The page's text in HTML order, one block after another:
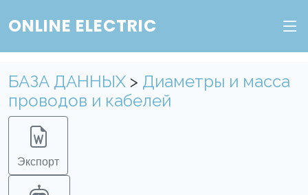
ONLINE ELECTRIC
БАЗА ДАННЫХ > Диаметры и масса
проводов и кабелей
Экспорт